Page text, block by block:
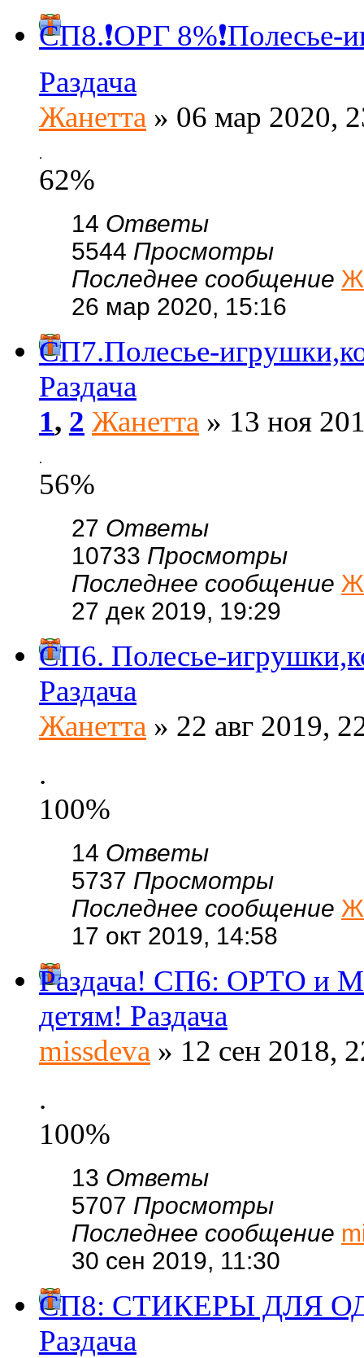
СП8.❗ОРГ
Раздача
Жанетта » 06 мар 2020,
.
62%
14 Ответы
5544 Просмотры
Последнее сообщение
26 мар 2020, 15:16
СП7.Полесье-
Раздача
1, 2 Жанетта » 13 ноя
.
56%
27 Ответы
10733 Просмотры
Последнее сообщение
27 дек 2019, 19:29
СП6. Полесье-
Раздача
Жанетта » 22 авг 2019,
.
100%
14 Ответы
5737 Просмотры
Последнее сообщение
17 окт 2019, 14:58
Раздача! СП6: ОРТО и
детям! Раздача
missdeva » 12 сен 2018,
.
100%
13 Ответы
5707 Просмотры
Последнее сообщение
30 сен 2019, 11:30
СП8: СТИКЕРЫ ДЛЯ
Раздача